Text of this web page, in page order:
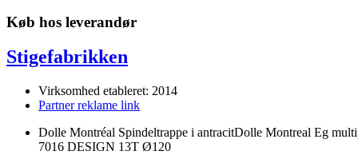
Køb hos leverandør
Stigefabrikken
Virksomhed etableret: 2014
Partner reklame link
Dolle Montréal Spindeltrappe i antracitDolle Montreal Eg
7016 DESIGN 13T Ø120